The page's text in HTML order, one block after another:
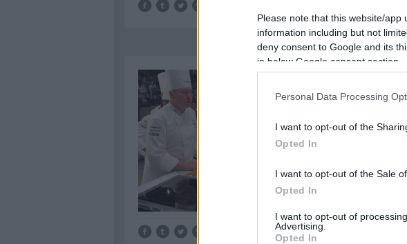
Please note that this website/
information including but not
deny consent to Google and its
in below Google consent section.
Personal Data Processing
I want to opt-out of the
Opted In
I want to opt-out of the Sale
Opted In
I want to opt-out of
Advertising.
Opted In
az
hogy…
2017.
A
A
így